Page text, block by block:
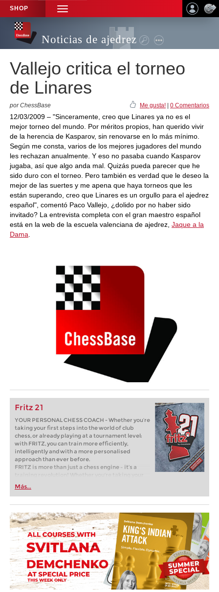
SHOP
TOGGLE
NAVIGATION
Noticias de ajedrez
Vallejo critica el torneo
de Linares
por ChessBase Me gusta! 0 Comentarios
12/03/2009 – "Sinceramente, creo que Linares ya no es el
mejor torneo del mundo. Por méritos propios, han querido vivir
de la herencia de Kasparov, sin renovarse en lo más mínimo.
Según me consta, varios de los mejores jugadores del mundo
les rechazan anualmente. Y eso no pasaba cuando Kasparov
jugaba, así que algo anda mal. Quizás pueda parecer que he
sido duro con el torneo. Pero también es verdad que le deseo la
mejor de las suertes y me apena que haya torneos que les
están superando, creo que Linares es un orgullo para el ajedrez
español", comentó Paco Vallejo, ¿dolido por no haber sido
invitado? La entrevista completa con el gran maestro español
está en la web de la escuela valenciana de ajedrez, Jaque a la
Dama
Fritz 21
YOUR PERSONAL CHESS COACH - Whether you’re
taking your first steps into the world of club
chess, or already playing at a tournament level:
with FRITZ, you can train more efficiently,
intelligently and with a more personalised
approach than ever before.
FRITZ is more than just a chess engine – it’s a
training revolution! Whether you’re taking your
first steps into the world of club chess, or already
playing at a tournament level: with FRITZ, you can
train more efficiently, intelligently and with a
more personalised approach than ever before.
Más...